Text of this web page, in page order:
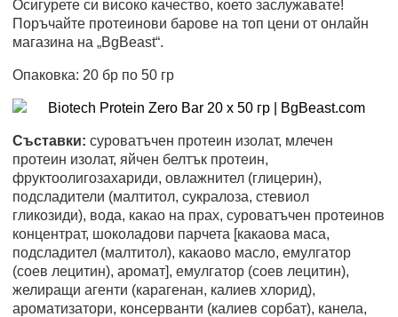
Осигурете си високо качество, което заслужавате!
Поръчайте протеинови барове на топ цени от онлайн
магазина на „BgBeast“.
Опаковка: 20 бр по 50 гр
Съставки: суроватъчен протеин изолат, млечен
протеин изолат, яйчен белтък протеин,
фруктоолигозахариди, овлажнител (глицерин),
подсладители (малтитол, сукралоза, стевиол
гликозиди), вода, какао на прах, суроватъчен протеинов
концентрат, шоколадови парчета [какаова маса,
подсладител (малтитол), какаово масло, емулгатор
(соев лецитин), аромат], емулгатор (соев лецитин),
желиращи агенти (карагенан, калиев хлорид),
ароматизатори, консерванти (калиев сорбат), канела,